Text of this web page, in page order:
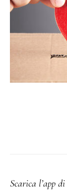
Scarica l’app